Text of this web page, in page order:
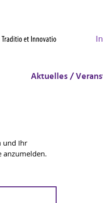
Aktuelles /
und Ihr
anzumelden.